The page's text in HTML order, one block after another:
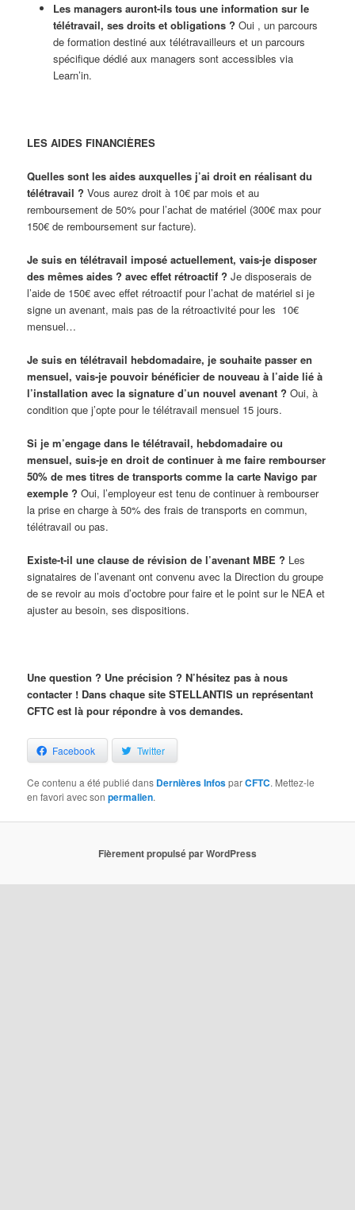
Les managers auront-ils tous une information sur le
télétravail, ses droits et obligations ? Oui , un parcours
de formation destiné aux télétravailleurs et un parcours
spécifique dédié aux managers sont accessibles via
Learn’in.
LES AIDES FINANCIÈRES
Quelles sont les aides auxquelles j’ai droit en réalisant du
télétravail ?Vous aurez droit à 10€ par mois et au
remboursement de 50% pour l’achat de matériel (300€ max pour
150€ de remboursement sur facture).
Je suis en télétravail imposé actuellement, vais-je disposer
des mêmes aides ? avec effet rétroactif ?Je disposerais de
l’aide de 150€ avec effet rétroactif pour l’achat de matériel si je
signe un avenant, mais pas de la rétroactivité pour les 10€
mensuel…
Je suis en télétravail hebdomadaire, je souhaite passer en
mensuel, vais-je pouvoir bénéficier de nouveau à l’aide lié à
l’installation avec la signature d’un nouvel avenant ?Oui, à
condition que j’opte pour le télétravail mensuel 15 jours.
Si je m’engage dans le télétravail, hebdomadaire ou
mensuel, suis-je en droit de continuer à me faire rembourser
50% de mes titres de transports comme la carte Navigo par
exemple ? Oui, l’employeur est tenu de continuer à rembourser
la prise en charge à 50% des frais de transports en commun,
télétravail ou pas.
Existe-t-il une clause de révision de l’avenant MBE ? Les
signataires de l’avenant ont convenu avec la Direction du groupe
de se revoir au mois d’octobre pour faire et le point sur le NEA et
ajuster au besoin, ses dispositions.
Une question ? Une précision ? N’hésitez pas à nous
contacter ! Dans chaque site STELLANTIS un représentant
CFTC est là pour répondre à vos demandes.
Facebook Twitter
Ce contenu a été publié dans Dernières InfosparCFTC. Mettez-le
en favori avec sonpermalien.
Fièrement propulsé par WordPress